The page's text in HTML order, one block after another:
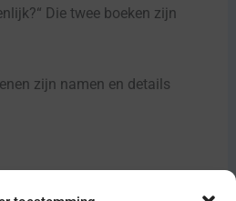
Die twee boeken zijn
zijn namen en details